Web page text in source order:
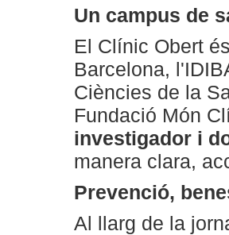
Un campus de
El Clínic Obert
Barcelona,
Ciències de la
Fundació Món
investigador i
manera clara,
Prevenció,
Al llarg de la